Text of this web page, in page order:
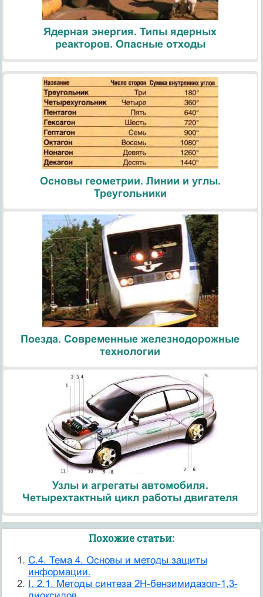
Ядерная энергия. Типы ядерных
реакторов. Опасные отходы
Основы геометрии. Линии и углы.
Треугольники
Поезда. Современные железнодорожные
технологии
Узлы и агрегаты автомобиля.
Четырехтактный цикл работы двигателя
Похожие статьи:
C.4. Тема 4. Основы и методы защиты
информации.
I. 2.1. Методы синтеза 2Н-бензимидазол-1,3-